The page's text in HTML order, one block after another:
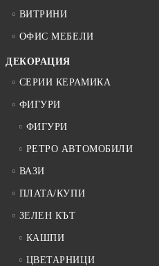
ВИТРИНИ
ОФИС МЕБЕЛИ
ДЕКОРАЦИЯ
СЕРИИ КЕРАМИКА
ФИГУРИ
ФИГУРИ
РЕТРО АВТОМОБИЛИ
ВАЗИ
ПЛАТА/КУПИ
ЗЕЛЕН КЪТ
КАШПИ
ЦВЕТАРНИЦИ